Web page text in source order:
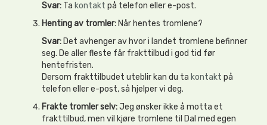
Svar: Ta kontakt på telefon eller e-post.
Henting av tromler: Når hentes tromlene?
Svar: Det avhenger av hvor i landet tromlene befinner
seg. De aller fleste får frakttilbud i god tid før
hentefristen.
Dersom frakttilbudet uteblir kan du ta kontakt på
telefon eller e-post, så hjelper vi deg.
Frakte tromler selv:Jeg ønsker ikke å motta et
frakttilbud, men vil kjøre tromlene til Dal med egen